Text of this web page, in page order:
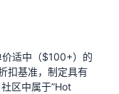
适中（$100+）的
扣基准，制定具有
区中属于”Hot